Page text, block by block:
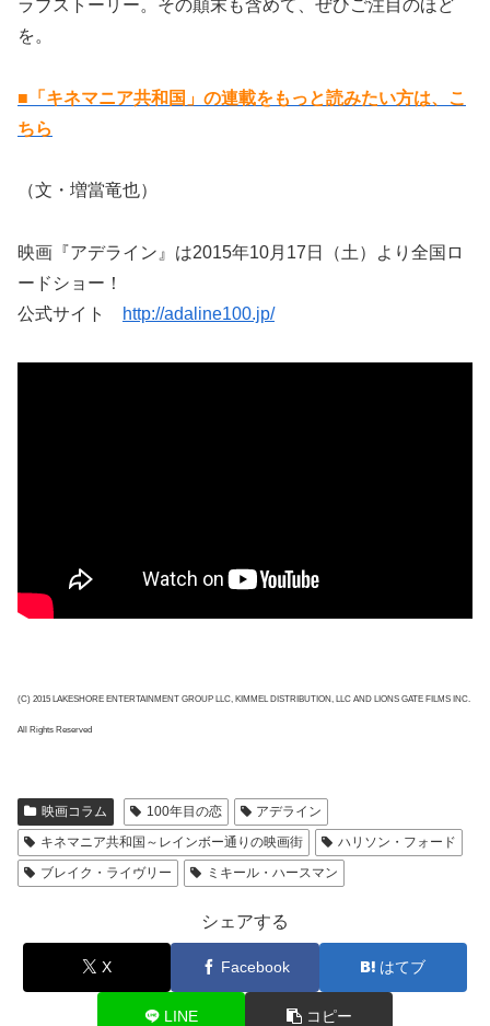
ラブストーリー。その顛末も含めて、ぜひご注目のほど
を。
■「キネマニア共和国」の連載をもっと読みたい方は、こ
ちら
（文・増當竜也）
映画『アデライン』は2015年10月17日（土）より全国ロ
ードショー！
公式サイト
http://adaline100.jp/
(C) 2015 LAKESHORE ENTERTAINMENT GROUP LLC, KIMMEL DISTRIBUTION, LLC AND LIONS GATE FILMS INC.
All Rights Reserved
映画コラム 100年目の恋
アデライン
キネマニア共和国～レインボー通りの映画街
ハリソン・フォード
ブレイク・ライヴリー
ミキール・ハースマン
シェアする
X Facebook はてブ
LINE コピー